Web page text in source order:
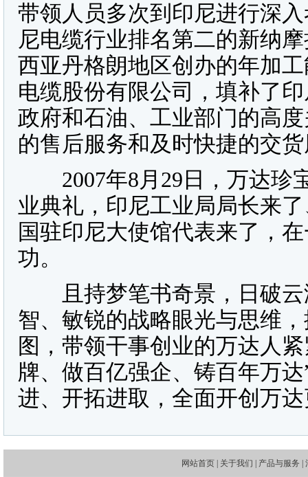
带领人员多次到印尼进行深
尼电缆行业排名第二的新纳
西亚丹格朗地区创办的年加
电缆股份有限公司，填补了
政府和石油、工业部门的高
的售后服务和及时快捷的交
2007年8月29日，万达珍
业典礼，印尼工业局局长来
国驻印尼大使馆代表来了，
功。
且持梦笔书奇景，日破云
智、敏锐的战略眼光与思维
图，带领干事创业的万达人
牌、做百亿强企、铸百年万
进、开拓进取，全面开创万
网站首页 关于我们 产品与服务